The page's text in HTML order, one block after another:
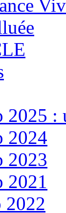
2025 :
2024
2023
2021